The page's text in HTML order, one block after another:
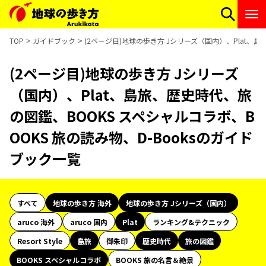
TOP ガイドブック (2ページ目)地球の歩き方 Jシリーズ（国内）、Plat、島
(2ページ目)地球の歩き方 Jシリーズ
（国内）、Plat、島旅、歴史時代、旅
の図鑑、BOOKS スペシャルコラボ、B
OOKS 旅の読み物、D-Booksのガイド
ブック一覧
すべて 地球の歩き方 海外
地球の歩き方 Jシリーズ（国内）
aruco 海外
aruco 国内 Plat
ランキング&テクニック
Resort Style
島旅 御朱印 歴史時代
旅の図鑑
BOOKS スペシャルコラボ
BOOKS 旅の名言＆絶景